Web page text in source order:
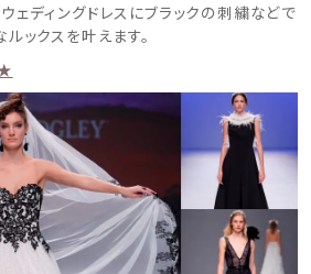
ェディングドレスにブラックの刺繍などで
ックスを叶えます。